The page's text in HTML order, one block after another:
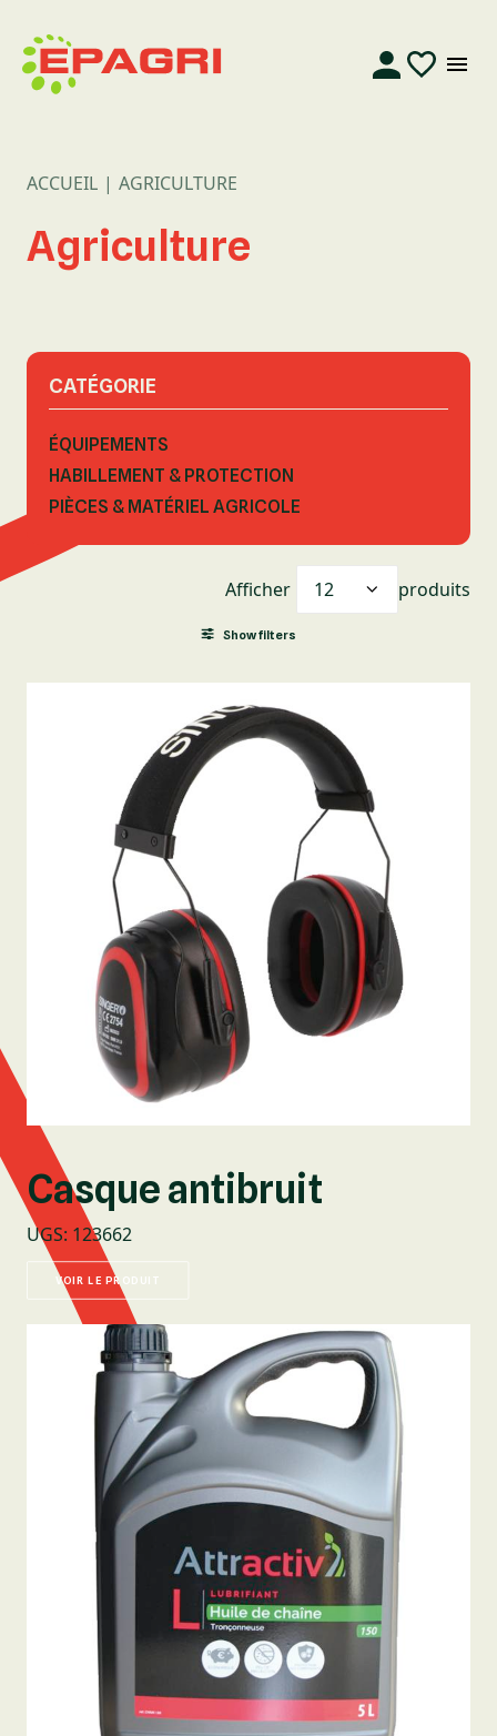
ACCUEIL AGRICULTURE
Agriculture
CATÉGORIE
ÉQUIPEMENTS
HABILLEMENT & PROTECTION
PIÈCES & MATÉRIEL AGRICOLE
Afficher produits
Show filters
Casque antibruit
UGS: 123662
VOIR LE PRODUIT